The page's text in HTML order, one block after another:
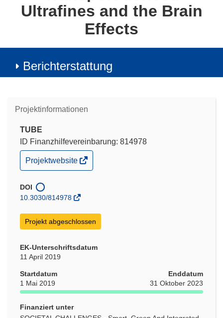
Ultrafines and the Brain
Effects
Berichterstattung
Projektinformationen
TUBE
ID Finanzhilfevereinbarung: 814978
(öffnet
in
Fenster)
Projektwebsite
DOI
10.3030/814978
Projekt abgeschlossen
EK-Unterschriftsdatum
11 April 2019
Startdatum
1 Mai 2019
Enddatum
31 Oktober 2023
Finanziert unter